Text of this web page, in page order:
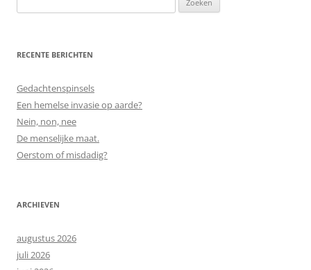
naar:
RECENTE BERICHTEN
Gedachtenspinsels
Een hemelse invasie op aarde?
Nein, non, nee
De menselijke maat.
Oerstom of misdadig?
ARCHIEVEN
augustus 2026
juli 2026